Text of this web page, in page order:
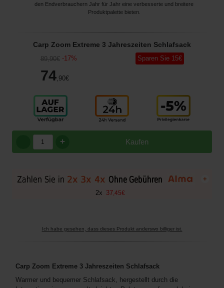
den Endverbrauchern Jahr für Jahr eine verbesserte und breitere
Produktpalette bieten.
Carp Zoom Extreme 3 Jahreszeiten Schlafsack
89,90€ -17%
74,90€
Sparen Sie 15€
Kaufen
+
+
2x 37 45€
Ich habe gesehen, dass dieses Produkt anderswo billiger ist.
Carp Zoom Extreme 3 Jahreszeiten Schlafsack
Warmer und bequemer Schlafsack, hergestellt durch die